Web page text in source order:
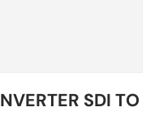
SDI TO